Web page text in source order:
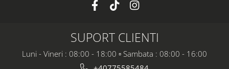
SUPORT CLIENTI
Luni - Vineri : 08:00 - 18:00 ▫️ Sambata : 08:00 - 16:00